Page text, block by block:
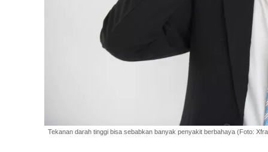
Tekanan darah tinggi bisa sebabkan banyak penyakit berbahaya (Foto: